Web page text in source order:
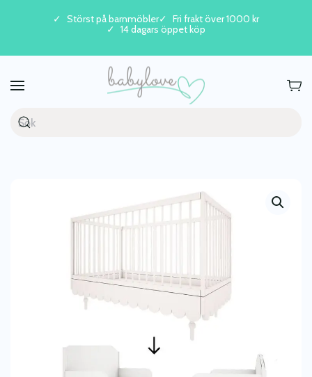
Skip to main content
Störst på barnmöbler
Fri frakt över 1000 kr
14 dagars öppet köp